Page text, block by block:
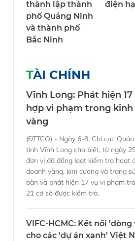
thành lập thành
phố Quảng Ninh
và thành phố
Bắc Ninh
điện
TÀI CHÍNH
Vĩnh Long: Phát hiện
hợp vi phạm trong kinh
vàng
(ĐTTCO) - Ngày 6-8, Chi cục
tỉnh Vĩnh Long cho biết, từ ngày
đơn vị đã đồng loạt kiểm tra hoạt
doanh vàng, kim cương và trang
bàn và phát hiện 17 vụ vi phạm
21 cơ sở được kiểm tra.
VIFC-HCMC: Kết nối 'dòng
cho các 'dự án xanh' Việt